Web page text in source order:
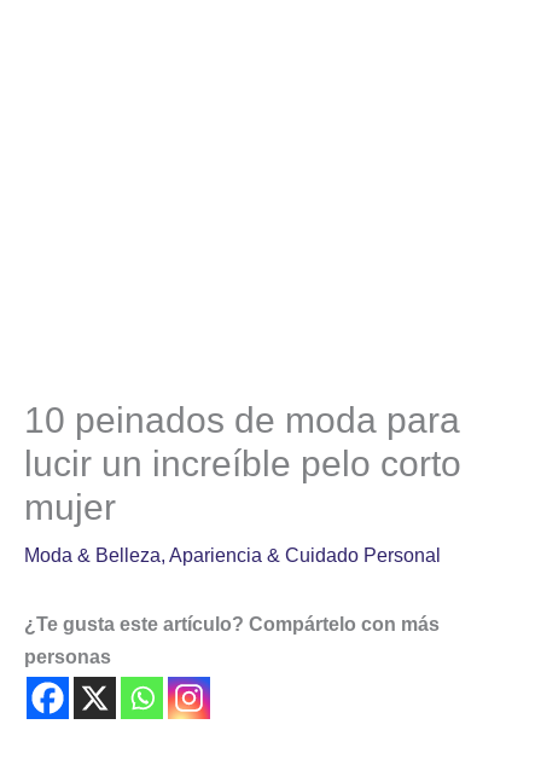
10 peinados de moda para
lucir un increíble pelo corto
mujer
Moda & Belleza, Apariencia & Cuidado Personal
¿Te gusta este artículo? Compártelo con más
personas